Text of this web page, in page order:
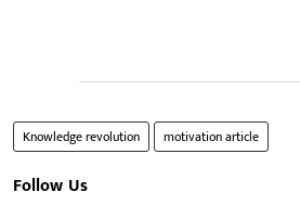
Knowledge revolution motivation article
Follow Us